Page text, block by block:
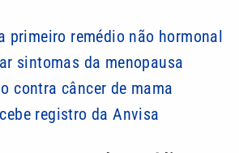
primeiro remédio não hormonal
sintomas da menopausa
contra câncer de mama
registro da Anvisa